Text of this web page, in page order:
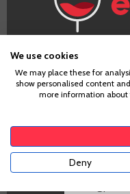
¿Eres
Para acceder a
tu país de
aplicable.
We use cookies
We may place these for
show personalised content
more information about
Deny